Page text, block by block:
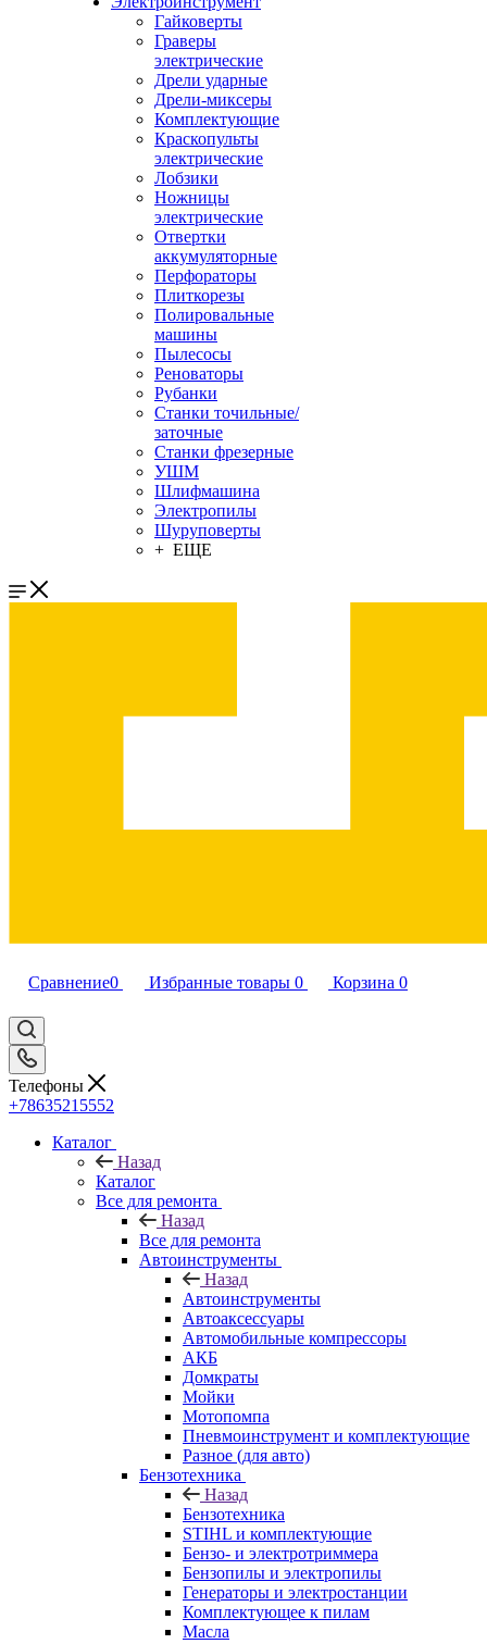
Гайковерты
Граверы
электрические
Дрели ударные
Дрели-миксеры
Комплектующие
Краскопульты
электрические
Лобзики
Ножницы
электрические
Отвертки
аккумуляторные
Перфораторы
Плиткорезы
Полировальные
машины
Пылесосы
Реноваторы
Рубанки
Станки точильные/
заточные
Станки фрезерные
УШМ
Шлифмашина
Электропилы
Шуруповерты
+ ЕЩЕ
Сравнение0 Избранные товары 0 Корзина 0
Телефоны
+78635215552
Каталог
Назад
Каталог
Все для ремонта
Назад
Все для ремонта
Автоинструменты
Назад
Автоинструменты
Автоаксессуары
Автомобильные компрессоры
АКБ
Домкраты
Мойки
Мотопомпа
Пневмоинструмент и комплектующие
Разное (для авто)
Бензотехника
Назад
Бензотехника
STIHL и комплектующие
Бензо- и электротриммера
Бензопилы и электропилы
Генераторы и электростанции
Комплектующее к пилам
Масла